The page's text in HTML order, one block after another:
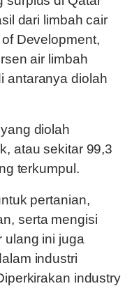
dari limbah cair
Development,
air limbah
antaranya diolah
diolah
atau sekitar 99,3
terkumpul.
pertanian,
serta mengisi
ulang ini juga
industri
industry